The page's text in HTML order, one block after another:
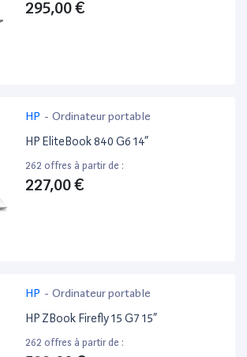
295,00 €
HP - Ordinateur portable
HP EliteBook 840 G6 14”
262 offres à partir de :
227,00 €
HP - Ordinateur portable
HP ZBook Firefly 15 G7 15”
262 offres à partir de :